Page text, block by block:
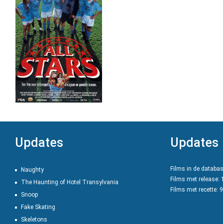
Updates
Naughty
The Haunting of Hotel Transylvania
Snoop
Fake Skating
Skeletons
Updates
Films in de
Films met release:
Films met recette: